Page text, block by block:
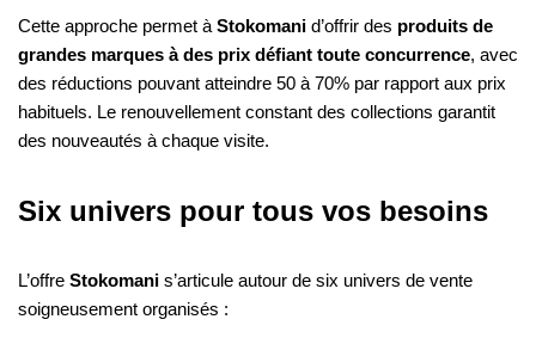
Cette approche permet à Stokomani d’offrir des produits de
grandes marques à des prix défiant toute concurrence, avec
des réductions pouvant atteindre 50 à 70% par rapport aux prix
habituels. Le renouvellement constant des collections garantit
des nouveautés à chaque visite.
Six univers pour tous vos besoins
L’offre Stokomani s’articule autour de six univers de vente
soigneusement organisés :